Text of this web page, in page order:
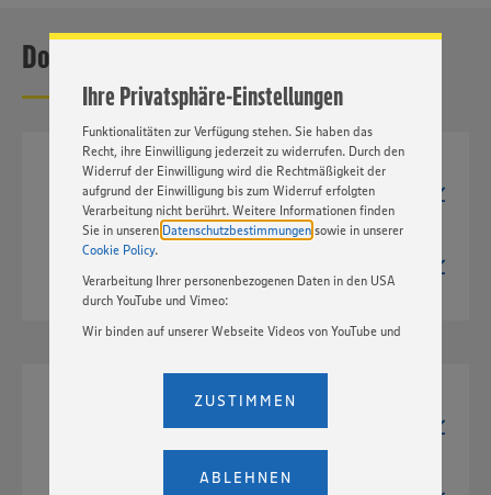
Ihre Privatsphäre-Einstellungen
Cookies und anderer Technologien ist freiwillig und kann
„EINSTELLUNGEN ÄNDERN”. Bitte beachten Sie, dass auf
Basis Ihrer Einstellungen ggf. nicht mehr alle
Funktionalitäten zur Verfügung stehen. Sie haben das
Recht, ihre Einwilligung jederzeit zu widerrufen. Durch den
Widerruf der Einwilligung wird die Rechtmäßigkeit der
aufgrund der Einwilligung bis zum Widerruf erfolgten
Verarbeitung nicht berührt. Weitere Informationen finden
Sie in unseren Datenschutzbestimmungen sowie in unserer
Cookie Policy.
Verarbeitung Ihrer personenbezogenen Daten in den USA
durch YouTube und Vimeo:
Wir binden auf unserer Webseite Videos von YouTube und
Einstellungen bezüglich YouTube und Vimeo zu ändern,
ein, dass Ihre Daten (IP-Adresse, Zeitstempel, ggf.
Nutzerverhalten auf unserer Webseite) an die Anbieter der
Dienste YouTube und Vimeo in den USA übermittelt und
dort verarbeitet werden. Der EuGH sieht die USA als Land
mit einem nach europäischen Standards nicht
ABLEHNEN
ZUSTIMMEN
Downloads
TIF
2663px x 2214px
5,6 MB
JPG
806 kB
TIF
JPG